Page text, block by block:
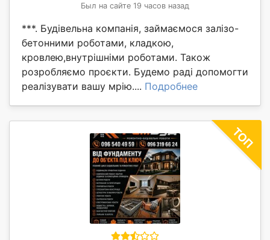
Был на сайте 19 часов назад
***. Будівельна компанія, займаємося залізо-
бетонними роботами, кладкою,
кровлею,внутрішніми роботами. Також
розробляємо проєкти. Будемо раді допомогти
реалізувати вашу мрію.... Подробнее